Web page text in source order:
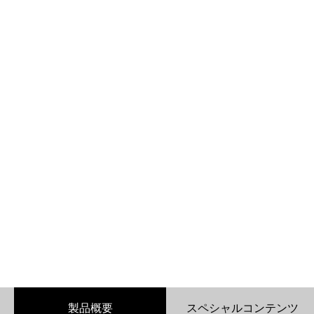
製品概要 スペシャルコンテンツ